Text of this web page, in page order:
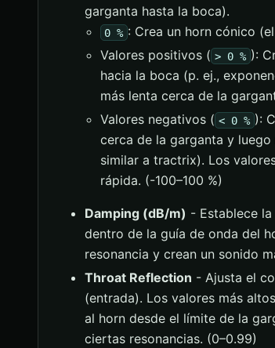
garganta hasta la boca).
0 % : Crea un horn cónico
Valores positivos ( > 0 % ):
hacia la boca (p. ej.,
más lenta cerca de la
Valores negativos ( < 0 % ):
cerca de la garganta y
similar a tractrix). Los
rápida. (-100–100 %)
Damping (dB/m) - Establece
dentro de la guía de onda del
resonancia y crean un sonido
Throat Reflection - Ajusta el
(entrada). Los valores más
al horn desde el límite de la
ciertas resonancias. (0–0.99)